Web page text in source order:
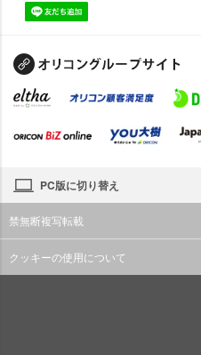
PC版に切り替え
禁無断複写転載
クッキーの使用について